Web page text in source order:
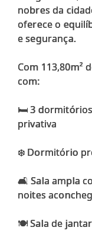
nobres da
oferece o
e segurança.
Com 113,80m²
com:
🛏️ 3
privativa
❄️ Dormitório
🛋️ Sala ampla
noites
🍽️ Sala de